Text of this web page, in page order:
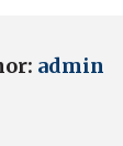
admin